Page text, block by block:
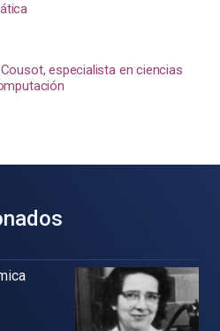
Cousot, especialista en ciencias